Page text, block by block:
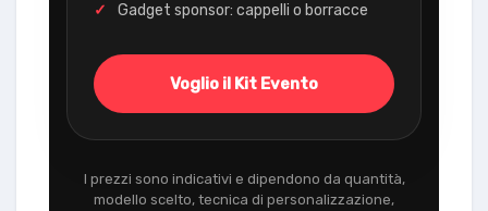
Gadget sponsor: cappelli o borracce
Voglio il Kit Evento
I prezzi sono indicativi e dipendono da quantità,
modello scelto, tecnica di personalizzazione,